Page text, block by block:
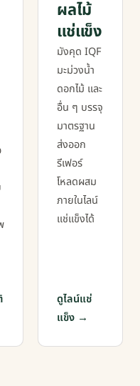
ผลไม้
แช่แข็ง
มังคุด IQF
มะม่วงน้ำ
ดอกไม้ และ
อื่น ๆ บรรจุ
มาตรฐาน
ส่งออก
รีเฟอร์
โหลดผสม
ภายในไลน์
แช่แข็งได้
ดูไลน์แช่
แข็ง